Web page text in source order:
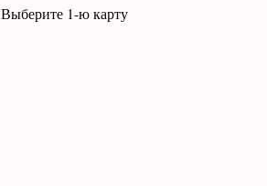
Выберите 1-ю карту